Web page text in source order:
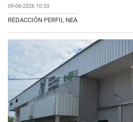
09-06-2026 10:53
REDACCIÓN PERFIL NEA